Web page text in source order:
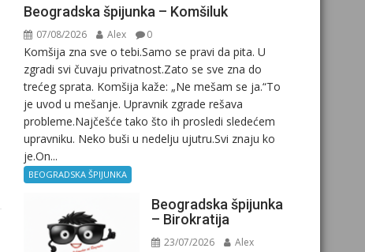
Beogradska špijunka – Komšiluk
07/08/2026 Alex 0
Komšija zna sve o tebi.Samo se pravi da pita. U
zgradi svi čuvaju privatnost.Zato se sve zna do
trećeg sprata. Komšija kaže: „Ne mešam se ja.“To
je uvod u mešanje. Upravnik zgrade rešava
probleme.Najčešće tako što ih prosledi sledećem
upravniku. Neko buši u nedelju ujutru.Svi znaju ko
je.On...
BEOGRADSKA ŠPIJUNKA
Beogradska špijunka
– Birokratija
23/07/2026 Alex